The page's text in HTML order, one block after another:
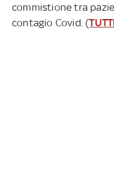
commistione tra
contagio Covid. (